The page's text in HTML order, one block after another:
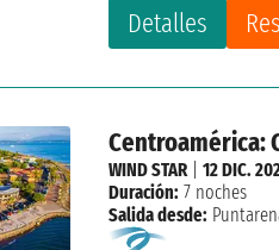
Detalles
Centroamérica:
WIND STAR|12 DIC.
Duración: 7 noches
Salida desde: